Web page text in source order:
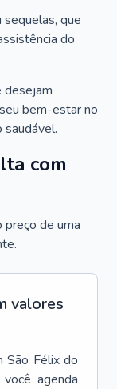
que
do
desejam
bem-estar no
saudável.
com
de uma
valores
São Félix do
agenda